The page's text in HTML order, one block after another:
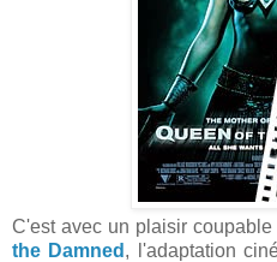
C'est avec un plaisir
the Damned , l'adaptation